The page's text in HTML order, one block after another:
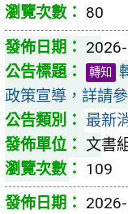
80
轉知
政策宣導，詳請
最新
文書
109